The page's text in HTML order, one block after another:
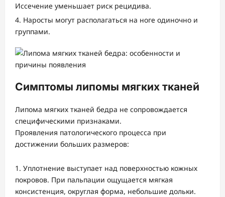
Иссечение уменьшает риск рецидива.
Наросты могут располагаться на ноге одиночно и
группами.
Симптомы липомы мягких тканей
Липома мягких тканей бедра не сопровождается
специфическими признаками.
Проявления патологического процесса при
достижении больших размеров:
Уплотнение выступает над поверхностью кожных
покровов. При пальпации ощущается мягкая
консистенция, округлая форма, небольшие дольки.